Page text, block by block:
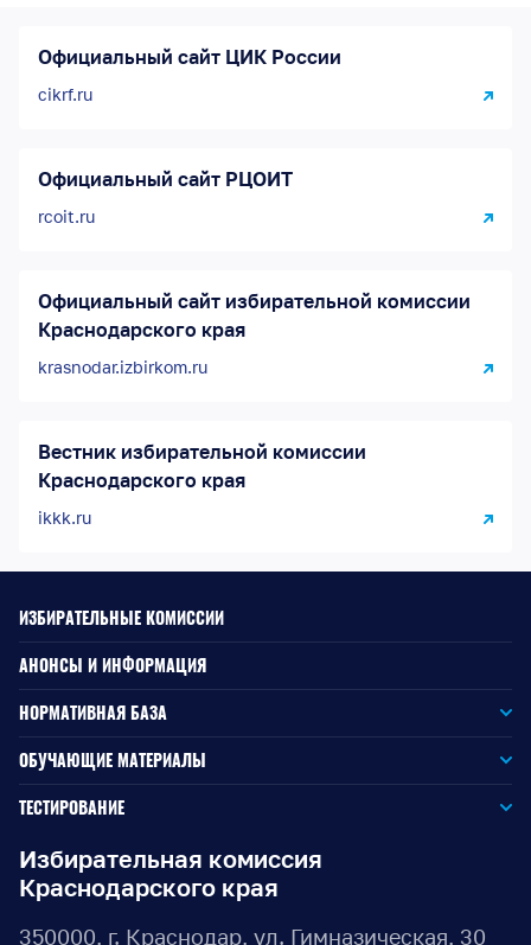
Официальный сайт ЦИК России
cikrf.ru
Официальный сайт РЦОИТ
rcoit.ru
Официальный сайт избирательной комиссии
Краснодарского края
krasnodar.izbirkom.ru
Вестник избирательной комиссии
Краснодарского края
ikkk.ru
Избирательная комиссия
Краснодарского края
350000, г. Краснодар, ул. Гимназическая, 30
ИЗБИРАТЕЛЬНЫЕ КОМИССИИ
АНОНСЫ И ИНФОРМАЦИЯ
НОРМАТИВНАЯ БАЗА
Законодательство РФ
Законодательство КК
Документы ЦИК России
Документы ИККК
ОБУЧАЮЩИЕ МАТЕРИАЛЫ
Для окружной избирательной комиссии
Для территориальной избирательной комиссии
Для участковой избирательной комиссии
ТЕСТИРОВАНИЕ
Для членов участковых избирательных комиссий